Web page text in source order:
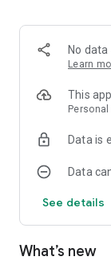
凱基證券網站及
等，係由第三資
保證其即時性、
No
Learn
This
Data is
Data
See details
What’s new